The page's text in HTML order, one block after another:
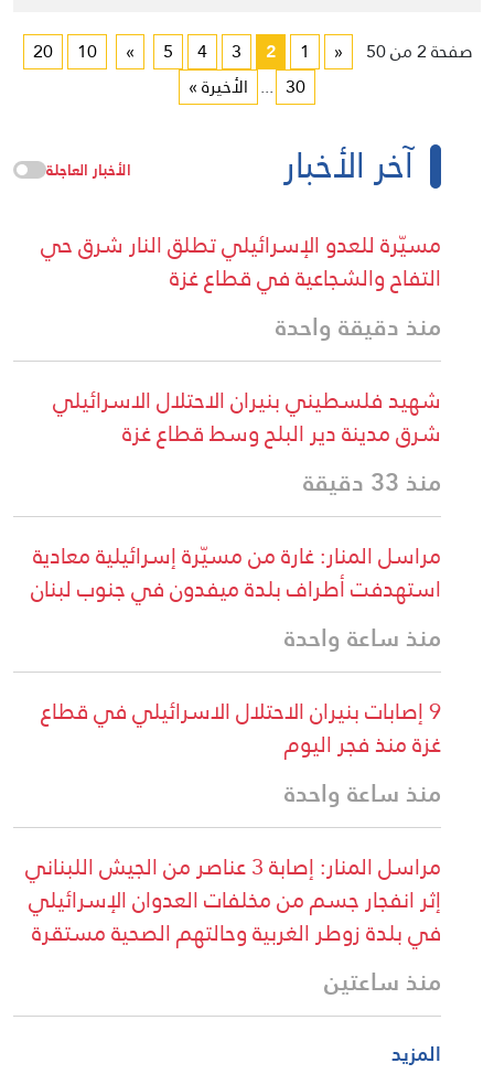
صفحة 2 من 50 «
1
2
3
4
5
»
10
20
30
... الأخيرة »
آخر الأخبار الأخبار العاجلة
مسيّرة للعدو الإسرائيلي تطلق النار شرق حي
التفاح والشجاعية في قطاع غزة
منذ دقيقة واحدة
شهيد فلسطيني بنيران الاحتلال الاسرائيلي
شرق مدينة دير البلح وسط قطاع غزة
منذ 33 دقيقة
مراسل المنار: غارة من مسيّرة إسرائيلية معادية
استهدفت أطراف بلدة ميفدون في جنوب لبنان
منذ ساعة واحدة
9 إصابات بنيران الاحتلال الاسرائيلي في قطاع
غزة منذ فجر اليوم
منذ ساعة واحدة
مراسل المنار: إصابة 3 عناصر من الجيش اللبناني
إثر انفجار جسم من مخلفات العدوان الإسرائيلي
في بلدة زوطر الغربية وحالتهم الصحية مستقرة
منذ ساعتين
المزيد